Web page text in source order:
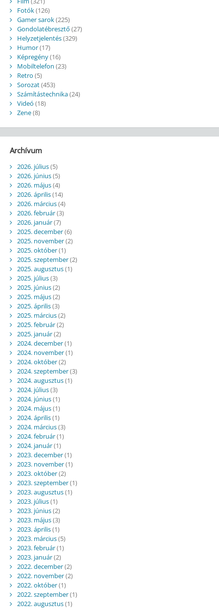
Fotók(126)
Gamer sarok(225)
Gondolatébresztő (27)
Helyzetjelentés(329)
Humor(17)
Képregény(16)
Mobiltelefon (23)
Retro (5)
Sorozat(453)
Számítástechnika(24)
Videó (18)
Zene(8)
Archívum
2026. július(5)
2026. június(5)
2026. május(4)
2026. április(14)
2026. március(4)
2026. február(3)
2026. január(7)
2025. december(6)
2025. november(2)
2025. október(1)
2025. szeptember(2)
2025. augusztus(1)
2025. július(3)
2025. június(2)
2025. május(2)
2025. április(3)
2025. március(2)
2025. február(2)
2025. január(2)
2024. december(1)
2024. november(1)
2024. október(2)
2024. szeptember(3)
2024. augusztus(1)
2024. július(3)
2024. június(1)
2024. május(1)
2024. április(1)
2024. március(3)
2024. február(1)
2024. január(1)
2023. december(1)
2023. november(1)
2023. október(2)
2023. szeptember(1)
2023. augusztus(1)
2023. július(1)
2023. június(2)
2023. május(3)
2023. április(1)
2023. március(5)
2023. február(1)
2023. január(2)
2022. december(2)
2022. november(2)
2022. október(1)
2022. szeptember(1)
2022. augusztus(1)